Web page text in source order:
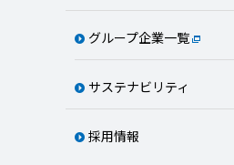
グループ企業一覧
サステナビリティ
採用情報